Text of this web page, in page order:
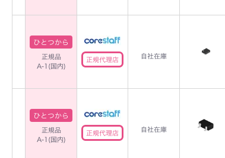
ひとつから
正規品
A-1(国内)
正規代理店 自社在庫
ひとつから
正規品
A-1(国内)
正規代理店 自社在庫